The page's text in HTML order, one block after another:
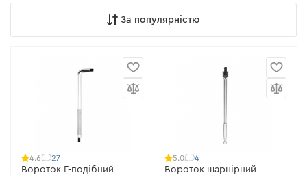
За популярністю
4.6 27
Вороток Г-подібний
5.0 4
Вороток шарнірний